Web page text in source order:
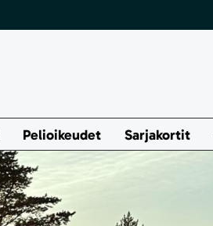
Pelioikeudet Sarjakortit